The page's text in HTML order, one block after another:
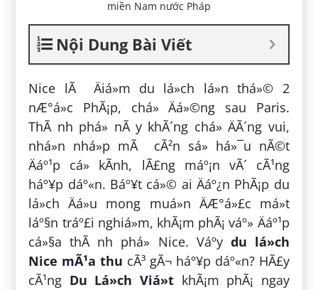
Nội Dung Bài Viết
Nice lÃ Äiá»m du lá»ch lá»n thá»© 2
nÆ°á»c PhÃ¡p, chá» Äá»©ng sau Paris.
ThÃ nh phá» nÃ y khÃ´ng chá» ÄÃ´ng vui,
nhá»n nhá»p mÃ cÃ²n sá» há»¯u nÃ©t
Äáº¹p cá» kÃ­nh, lÃ£ng máº¡n vÃ´ cÃ¹ng
háº¥p dáº«n. Báº¥t cá»© ai Äáº¿n PhÃ¡p du
lá»ch Äá»u mong muá»n ÄÆ°á»£c má»t
láº§n tráº£i nghiá»m, khÃ¡m phÃ¡ váº» Äáº¹p
cá»§a thÃ nh phá» Nice. Váº­y du lá»ch
Nice mÃ¹a thu cÃ³ gÃ¬ háº¥p dáº«n? HÃ£y
cÃ¹ng Du Lá»ch Viá»t khÃ¡m phÃ¡ ngay